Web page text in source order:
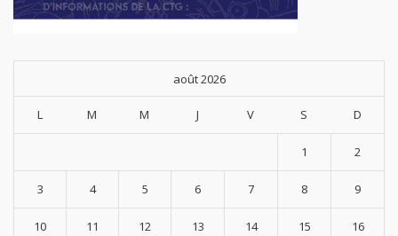
août 2026
L M M J V S D
1 2
3 4 5 6 7 8 9
10 11 12 13 14 15 16